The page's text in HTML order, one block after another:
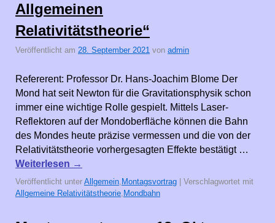
Allgemeinen
Relativitätstheorie“
Veröffentlicht am 28. September 2021 von admin
Refererent: Professor Dr. Hans-Joachim Blome Der
Mond hat seit Newton für die Gravitationsphysik schon
immer eine wichtige Rolle gespielt. Mittels Laser-
Reflektoren auf der Mondoberfläche können die Bahn
des Mondes heute präzise vermessen und die von der
Relativitätstheorie vorhergesagten Effekte bestätigt …
Weiterlesen →
Veröffentlicht unter Allgemein, Montagsvortrag
Verschlagwortet mit
Allgemeine Relativitätstheorie, Mondbahn